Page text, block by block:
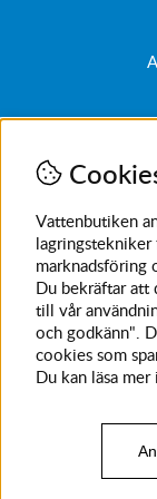
Ange din
Vattenbutiken
lagringstekniker
marknadsföring
Du bekräftar att
till vår
och godkänn".
cookies som
Du kan läsa mer